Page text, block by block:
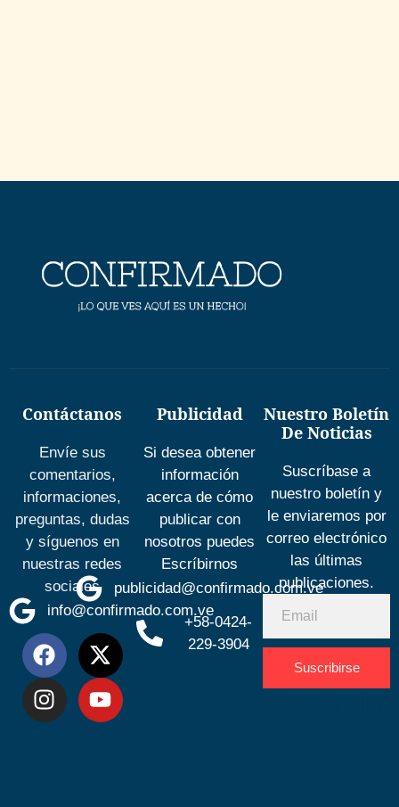
Contáctanos
Envíe sus
comentarios,
informaciones,
preguntas, dudas
y síguenos en
nuestras redes
sociales
info@confirmado.com.ve
Publicidad
Si desea obtener
información
acerca de cómo
publicar con
nosotros puedes
Escríbirnos
publicidad@confirmado.com.ve
+58-0424-
229-3904
Nuestro Boletín
De Noticias
Suscríbase a
nuestro boletín y
le enviaremos por
correo electrónico
las últimas
publicaciones.
Suscribirse